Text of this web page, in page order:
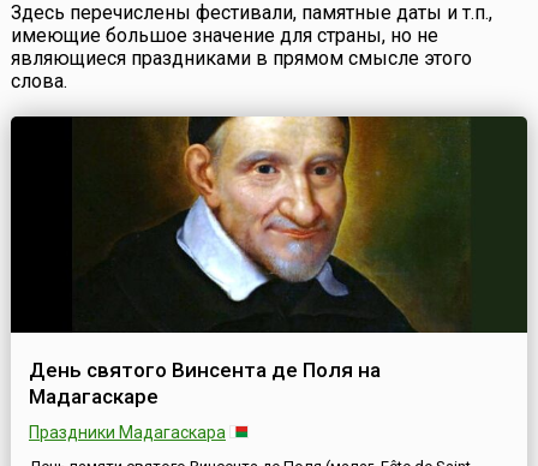
Здесь перечислены фестивали, памятные даты и т.п.,
имеющие большое значение для страны, но не
являющиеся праздниками в прямом смысле этого
слова.
День святого Винсента де Поля на
Мадагаскаре
Праздники Мадагаскара